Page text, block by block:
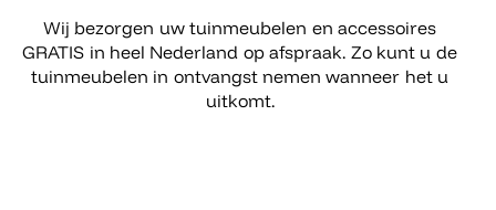
Wij bezorgen uw tuinmeubelen en accessoires
GRATIS in heel Nederland op afspraak. Zo kunt u de
tuinmeubelen in ontvangst nemen wanneer het u
uitkomt.